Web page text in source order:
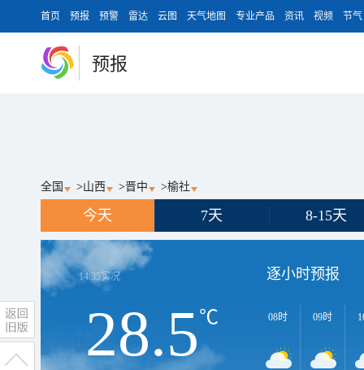
首页 预报 预警 雷达 云图 天气地图 专业产品 资讯 视频 节气
预报
全国 >山西 >晋中 >榆社
今天 7天 8-15天
14:35实况
28.5℃
逐小时预报
08时 09时